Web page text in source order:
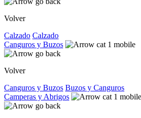
Volver
Calzado Calzado
Canguros y Buzos
Volver
Canguros y Buzos Buzos y Canguros
Camperas y Abrigos